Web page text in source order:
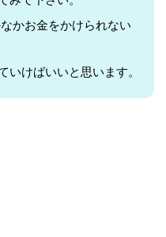
かお金をかけられない
いけばいいと思います。